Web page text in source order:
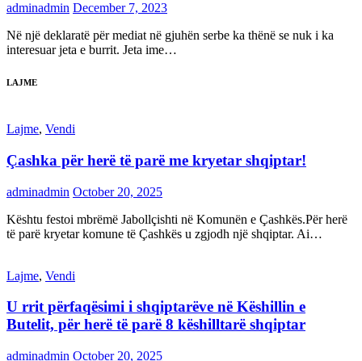
adminadmin December 7, 2023
Në një deklaratë për mediat në gjuhën serbe ka thënë se nuk i ka
interesuar jeta e burrit. Jeta ime…
LAJME
Lajme, Vendi
Çashka për herë të parë me kryetar shqiptar!
adminadmin October 20, 2025
Kështu festoi mbrëmë Jabollçishti në Komunën e Çashkës.Për herë
të parë kryetar komune të Çashkës u zgjodh një shqiptar. Ai…
Lajme, Vendi
U rrit përfaqësimi i shqiptarëve në Këshillin e
Butelit, për herë të parë 8 këshilltarë shqiptar
adminadmin October 20, 2025